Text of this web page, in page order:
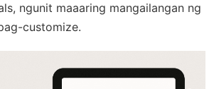
ngunit maaaring mangailangan ng
customize.